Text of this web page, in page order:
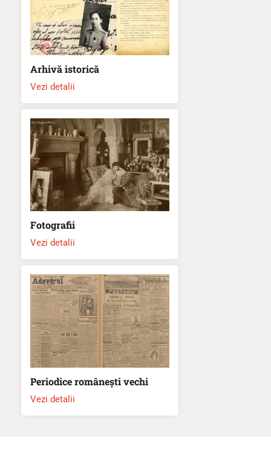
Arhivă istorică
Vezi detalii
Fotografii
Vezi detalii
Periodice românești vechi
Vezi detalii